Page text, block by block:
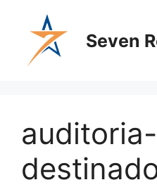
Seven
auditoria-